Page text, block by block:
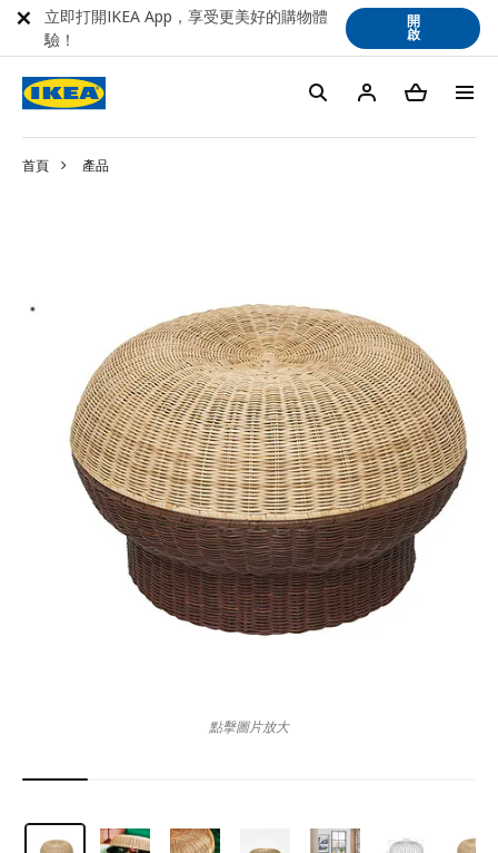
首頁 產品
點擊圖片放大
立即打開IKEA App，享受更美好的購物體
驗！
開
啟